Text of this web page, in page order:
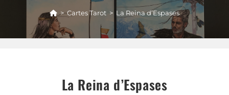
> Cartes Tarot > La Reina d’Espases
La Reina d’Espases